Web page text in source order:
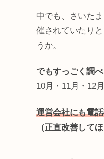
中でも、さいた
催されていたり
うか。
でもすっごく調
10月・11月・12
運営会社にも電
（正直改善してほ